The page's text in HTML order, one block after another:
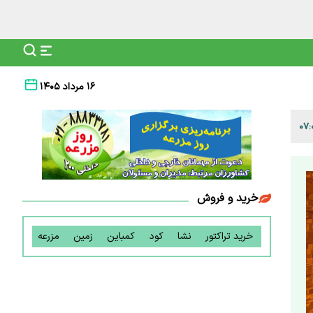
۱۶ مرداد ۱۴۰۵
خرید و فروش
خرید تراکتور نشا کود کمباین زمین مزرعه